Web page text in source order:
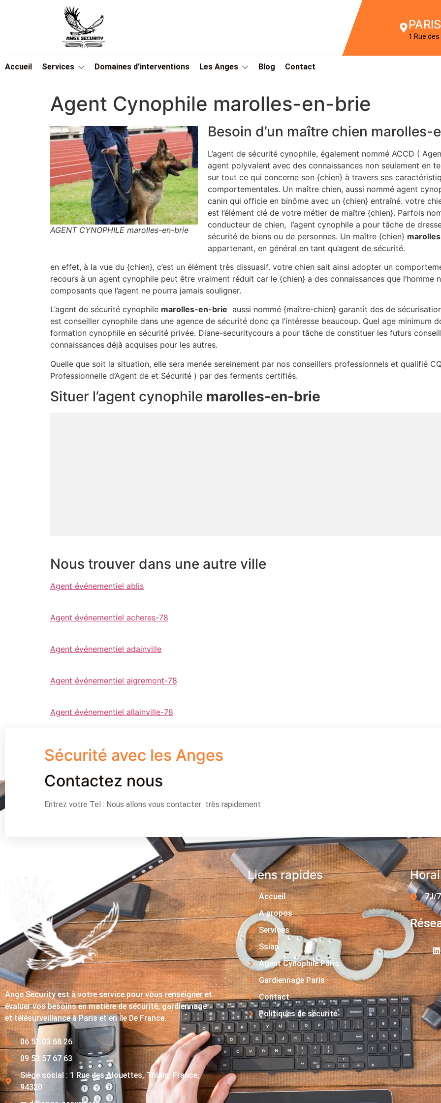
PARIS
1 Rue
Accueil Services Domaines d’interventions Les Anges Blog Contact
Agent Cynophile marolles-en-brie
AGENT CYNOPHILE marolles-en-brie
Besoin d’un maître chien marolles-
L’agent de sécurité cynophile, également nommé ACCD (
agent polyvalent avec des connaissances non seulement en
sur tout ce qui concerne son {chien} à travers ses
comportementales. Un maître chien, aussi nommé agent
canin qui officie en binôme avec un {chien} entraîné. votre
est l’élément clé de votre métier de maître {chien}. Parfois
conducteur de chien, l’agent cynophile a pour tâche de
sécurité de biens ou de personnes. Un maître {chien}
appartenant, en général en tant qu’agent de sécurité.
en effet, à la vue du {chien}, c’est un élément très dissuasif. votre chien sait ainsi adopter un
recours à un agent cynophile peut être vraiment réduit car le {chien} a des connaissances que l’homme
composants que l’agent ne pourra jamais souligner.
L’agent de sécurité cynophile marolles-en-brie aussi nommé {maître-chien} garantit des de
est conseiller cynophile dans une agence de sécurité donc ça l’intéresse beaucoup. Quel age minimum
formation cynophile en sécurité privée. Diane-securitycours a pour tâche de constituer les futurs
connaissances déjà acquises pour les autres.
Quelle que soit la situation, elle sera menée sereinement par nos conseillers professionnels et qualifié
Professionnelle d’Agent de et Sécurité ) par des ferments certifiés.
Situer l’agent cynophile marolles-en-brie
Nous trouver dans une autre ville
Agent événementiel ablis
Agent événementiel acheres-78
Agent événementiel adainville
Agent événementiel aigremont-78
Agent événementiel allainville-78
Sécurité avec les Anges
Contactez nous
Entrez votre Tel : Nous allons vous contacter très rapidement
Ange Security est à votre service pour vous renseigner et
évaluer vos besoins en matière de sécurité, gardiennage
et télésurveillance à Paris et en Île De France.
06 51 03 68 26
09 53 57 67 63
Siège social : 1 Rue des Alouettes, Thiais, France,
94320
Liens rapides
Accueil
A propos
Services
Ssiap
Agent Cynophile Paris
Gardiennage Paris
Contact
Politiques de sécurité
7J/